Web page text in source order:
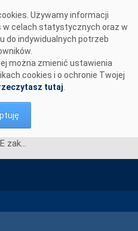
Używamy informacji
w celach statystycznych oraz w
do indywidualnych potrzeb
można zmienić ustawienia
cookies i o ochronie Twojej
tutaj
PSE zakończyły publiczne konsultacje Regulaminu rynku mocy